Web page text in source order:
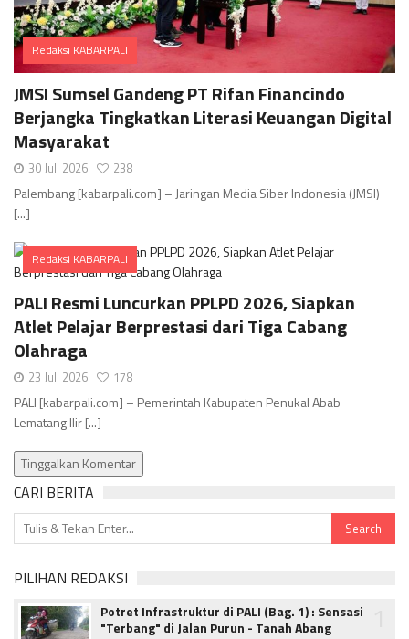
Redaksi KABARPALI
Comments
JMSI Sumsel Gandeng PT Rifan Financindo
Berjangka Tingkatkan Literasi Keuangan Digital
Masyarakat
30 Juli 2026 238
Palembang [kabarpali.com] – Jaringan Media Siber Indonesia (JMSI)
[...]
Redaksi KABARPALI
PALI Resmi Luncurkan PPLPD 2026, Siapkan
Atlet Pelajar Berprestasi dari Tiga Cabang
Olahraga
23 Juli 2026 178
PALI [kabarpali.com] – Pemerintah Kabupaten Penukal Abab
Lematang Ilir [...]
Tinggalkan Komentar
CARI BERITA
PILIHAN REDAKSI
Potret Infrastruktur di PALI (Bag. 1) : Sensasi
"Terbang" di Jalan Purun - Tanah Abang